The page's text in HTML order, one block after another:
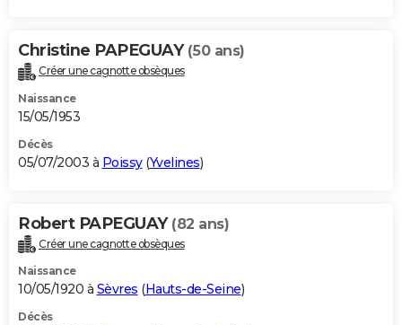
Christine PAPEGUAY (50 ans)
Créer une cagnotte obsèques
Naissance
15/05/1953
Décès
05/07/2003 à Poissy(Yvelines)
Robert PAPEGUAY (82 ans)
Créer une cagnotte obsèques
Naissance
10/05/1920 à Sèvres (Hauts-de-Seine)
Décès